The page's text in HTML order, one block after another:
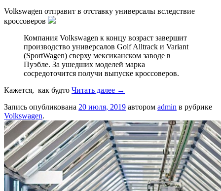
Volkswagen отправит в отставку универсалы вследствие
кроссоверов
Компания Volkswagen к концу возраст завершит
производство универсалов Golf Alltrack и Variant
(SportWagen) сверху мексиканском заводе в
Пуэбле. За ушедших моделей марка
сосредоточится получи выпуске кроссоверов.
Кажется, как будто Читать далее →
Запись опубликована 20 июля, 2019 автором admin в рубрике
Volkswagen.